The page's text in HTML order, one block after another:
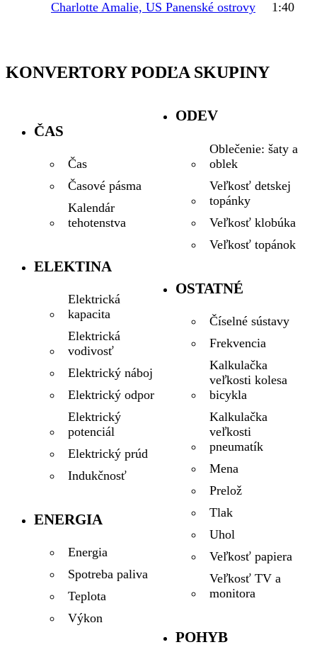
Charlotte Amalie, US Panenské ostrovy 1:40
KONVERTORY PODĽA SKUPINY
ČAS
Čas
Časové pásma
Kalendár
tehotenstva
ELEKTINA
Elektrická
kapacita
Elektrická
vodivosť
Elektrický náboj
Elektrický odpor
Elektrický
potenciál
Elektrický prúd
Indukčnosť
ENERGIA
Energia
Spotreba paliva
Teplota
Výkon
ODEV
Oblečenie: šaty a
oblek
Veľkosť detskej
topánky
Veľkosť klobúka
Veľkosť topánok
OSTATNÉ
Číselné sústavy
Frekvencia
Kalkulačka
veľkosti kolesa
bicykla
Kalkulačka
veľkosti
pneumatík
Mena
Prelož
Tlak
Uhol
Veľkosť papiera
Veľkosť TV a
monitora
POHYB